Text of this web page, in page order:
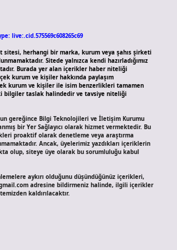
live:.cid.575569c608265c69
sitesi, herhangi bir marka, kurum veya şahıs şirketi
Sitede yalnızca kendi hazırladığımız
Burada yer alan içerikler haber niteliği
kurum ve kişiler hakkında paylaşım
kurum ve kişiler ile isim benzerlikleri tamamen
bilgiler taslak halindedir ve tavsiye niteliği
gereğince Bilgi Teknolojileri ve İletişim Kurumu
bir Yer Sağlayıcı olarak hizmet vermektedir. Bu
proaktif olarak denetleme veya araştırma
Ancak, üyelerimiz yazdıkları içeriklerin
olup, siteye üye olarak bu sorumluluğu kabul
aykırı olduğunu düşündüğünüz içerikleri,
adresine bildirmeniz halinde, ilgili içerikler
kaldırılacaktır.